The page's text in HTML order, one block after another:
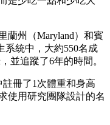
蘭州（Maryland）和賓
系統中，大約550名成
並追蹤了6年的時間。
冊了1次體重和身高
使用研究團隊設計的名